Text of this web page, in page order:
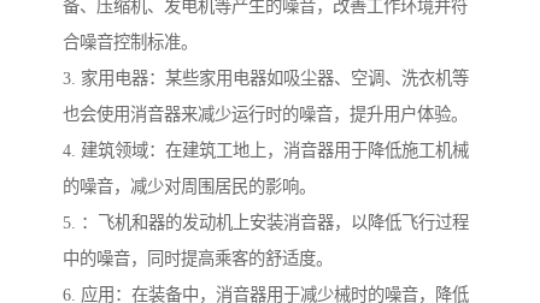
备、压缩机、发电机等产生的噪音，改善工作环境并符
合噪音控制标准。
3. 家用电器：某些家用电器如吸尘器、空调、洗衣机等
也会使用消音器来减少运行时的噪音，提升用户体验。
4. 建筑领域：在建筑工地上，消音器用于降低施工机械
的噪音，减少对周围居民的影响。
5. ：飞机和器的发动机上安装消音器，以降低飞行过程
中的噪音，同时提高乘客的舒适度。
6. 应用：在装备中，消音器用于减少械时的噪音，降低